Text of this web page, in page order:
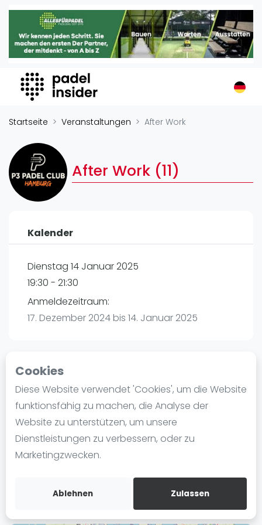
Cookies
Diese Website verwendet 'Cookies', um die Website
funktionsfähig zu machen, die Analyse der
Website zu unterstützen, um unsere
Dienstleistungen zu verbessern, oder zu
Marketingzwecken.
Ablehnen Zulassen
Padel Insider
Home
Organisationen
Buchungssysteme
Padel-Shops
Padelplatzbauer
Verschiedenes
Veranstaltungen
International
Ranking
Männer
Frauen
Blog
Die Geschichte von Padel
Regeln und Punktzählung
Padel Schläge
Video
Startseite Veranstaltungen After Work
After Work (11)
Kalender
Dienstag 14 Januar 2025
19:30 - 21:30
Anmeldezeitraum:
17. Dezember 2024 bis 14. Januar 2025
Playtomic
P3 Padel Club Hamburg | Hamburg
Havighorster Weg 16
21031Hamburg
Routebeschrijving